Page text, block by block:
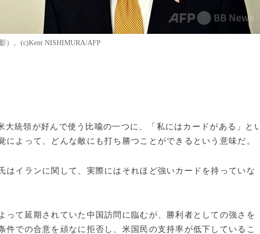
）。(c)Kent NISHIMURA/AFP
大統領が好んで使う比喩の一つに、「私にはカードがある」と
によって、どんな敵にも打ち勝つことができるという意味だ。
はイランに関して、実際にはそれほど強いカードを持っていな
って延期されていた中国訪問に臨むが、勝利者としての強さを
件での合意を頑なに拒否し、米国民の支持率が低下しているこ